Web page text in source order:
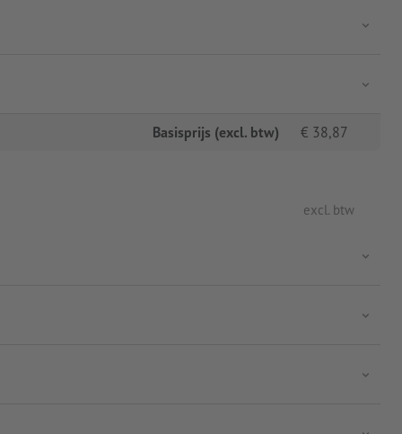
Basisprijs (excl. btw) € 38,87
excl. btw